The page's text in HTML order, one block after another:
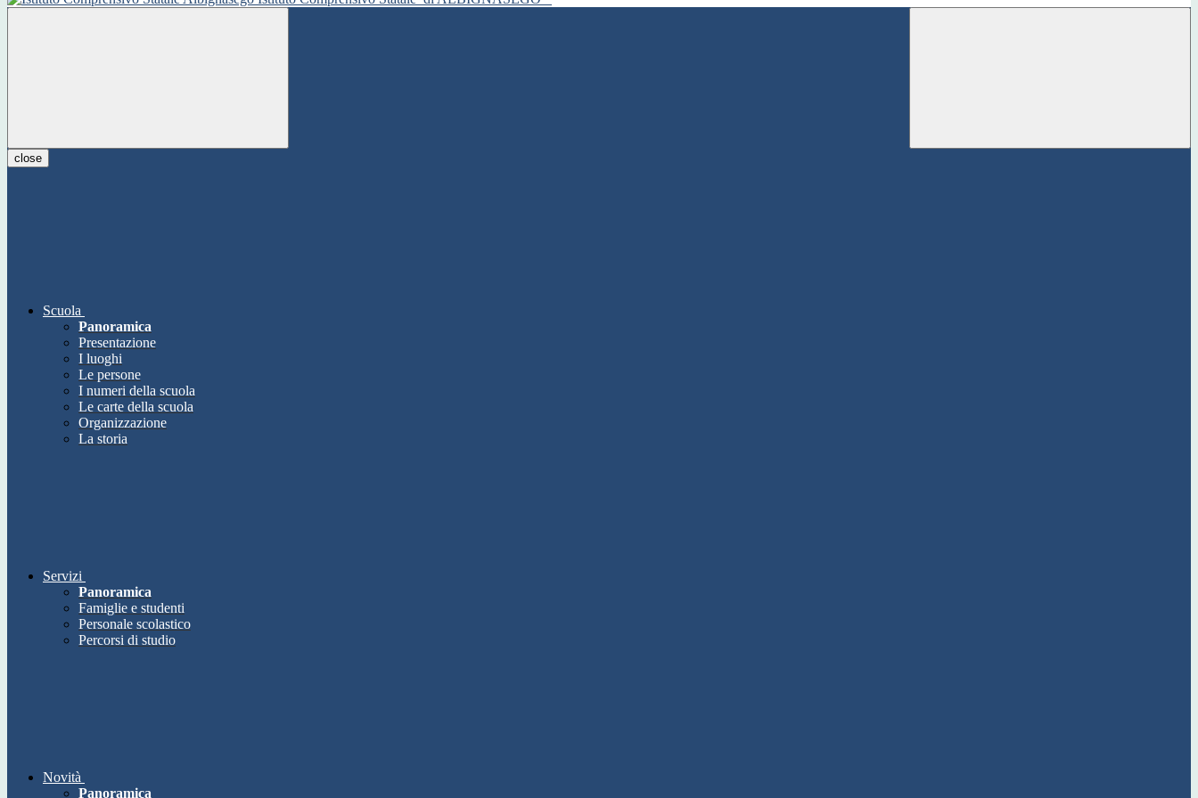
close
Scuola
Panoramica
Presentazione
I luoghi
Le persone
I numeri della scuola
Le carte della scuola
Organizzazione
La storia
Servizi
Panoramica
Famiglie e studenti
Personale scolastico
Percorsi di studio
Novità
Panoramica